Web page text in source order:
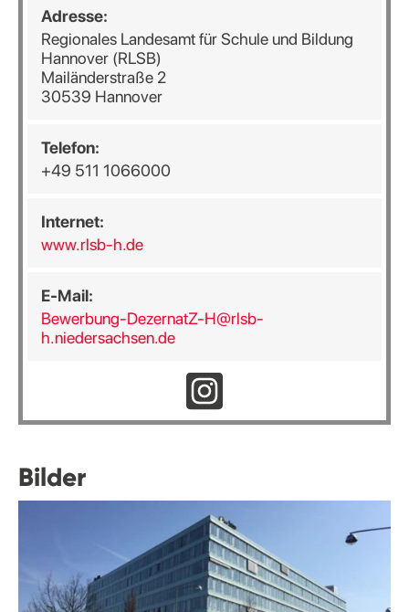
Adresse:
Regionales Landesamt für Schule und Bildung
Hannover (RLSB)
Mailänderstraße 2
30539 Hannover
Telefon:
+49 511 1066000
Internet:
www.rlsb-h.de
E-Mail:
Bewerbung-DezernatZ-H@rlsb-
h.niedersachsen.de
Bilder